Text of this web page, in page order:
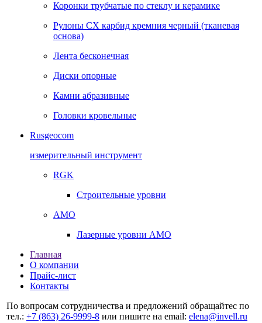
Коронки трубчатые по стеклу и керамике
Рулоны CX карбид кремния черный (тканевая
основа)
Лента бесконечная
Диски опорные
Камни абразивные
Головки кровельные
Rusgeocom
измерительный инструмент
RGK
Строительные уровни
AMO
Лазерные уровни AMO
Главная
О компании
Прайс-лист
Контакты
По вопросам сотрудничества и предложений обращайтес по
тел.: +7 (863) 26‐9999‐8 или пишите на email: elena@invell.ru